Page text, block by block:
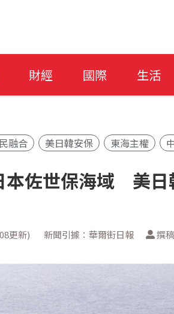
財經 國際 生活
融合 美日韓安保 東海主權
本佐世保海域 美日
更新) 新聞引據：華爾街日報 撰